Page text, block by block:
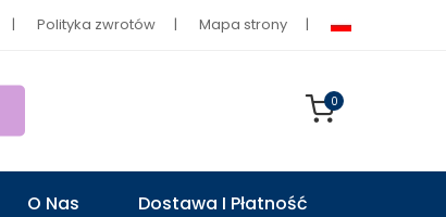
Polityka zwrotów Mapa strony
0
O Nas Dostawa I Płatność